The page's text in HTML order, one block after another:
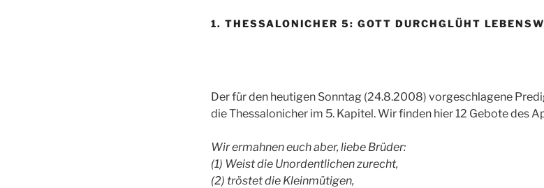
1. THESSALONICHER 5: GOTT DURCHGLÜHT
Der für den heutigen Sonntag (24.8.2008) vorgeschlagene
die Thessalonicher im 5. Kapitel. Wir finden hier 12 Gebote des
Wir ermahnen euch aber, liebe Brüder:
(1) Weist die Unordentlichen zurecht,
(2) tröstet die Kleinmütigen,